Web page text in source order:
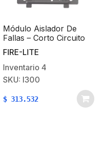
Módulo Aislador De
Fallas – Corto Circuito
Para Lazo SLC
FIRE-LITE
Inventario 4
SKU: I300
$ 313.532